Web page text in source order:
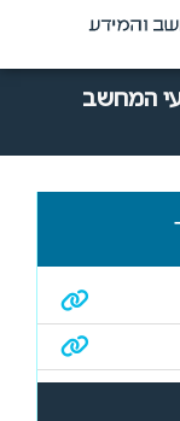
והמידע
המחשב